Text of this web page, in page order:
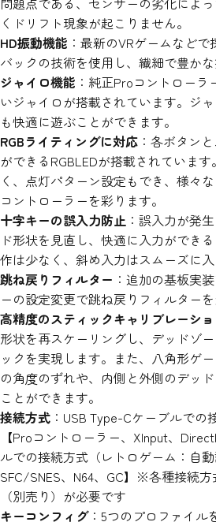
くドリフト現象が起こりません。
HD振動機能 ：最新のVRゲームなど
バックの技術を使用し、繊細で豊かな
ジャイロ機能 ：純正Proコントロー
いジャイロが搭載されています。ジ
も快適に遊ぶことができます。
RGBライティングに対応 ：各ボタン
ができるRGBLEDが搭載されていま
く、点灯パターン設定もでき、様々
コントローラーを彩ります。
十字キーの誤入力防止 ：誤入力が発
ド形状を見直し、快適に入力ができ
作は少なく、斜め入力はスムーズに入
跳ね戻りフィルター ：追加の基板実
ーの設定変更で跳ね戻りフィルター
高精度のスティックキャリブレーシ
形状を再スケーリングし、デッドゾ
ックを実現します。また、八角形ゲ
の角度のずれや、内側と外側のデッ
ことができます。
接続方式 ： USB Type-Cケーブルでの
【Proコントローラー、XInput、
ルでの接続方式（レトロゲーム：自動
SFC/SNES、N64、GC】※各種接続
（別売り）が必要です
キーコンフィグ：5つのプロファイル